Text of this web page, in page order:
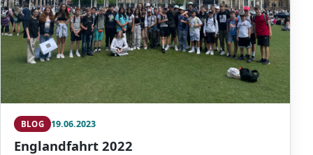
BLOG 19.06.2023
Englandfahrt 2022